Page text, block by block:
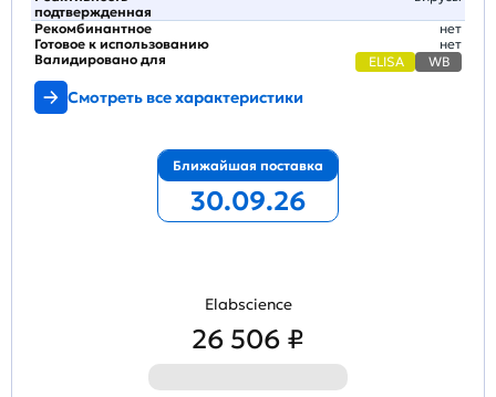
подтвержденная
Рекомбинантное
нет
Готовое к использованию
нет
Валидировано для
ELISA WB
Смотреть все характеристики
Ближайшая поставка
30.09.26
Elabscience
26 506 ₽